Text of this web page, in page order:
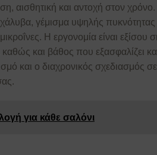
αισθητική και αντοχή στον
χάλυβα, γέμισμα υψηλής
Η εργονομία είναι εξίσου
και βάθος που εξασφαλίζει
και ο διαχρονικός σχεδιασμός
για κάθε σαλόνι